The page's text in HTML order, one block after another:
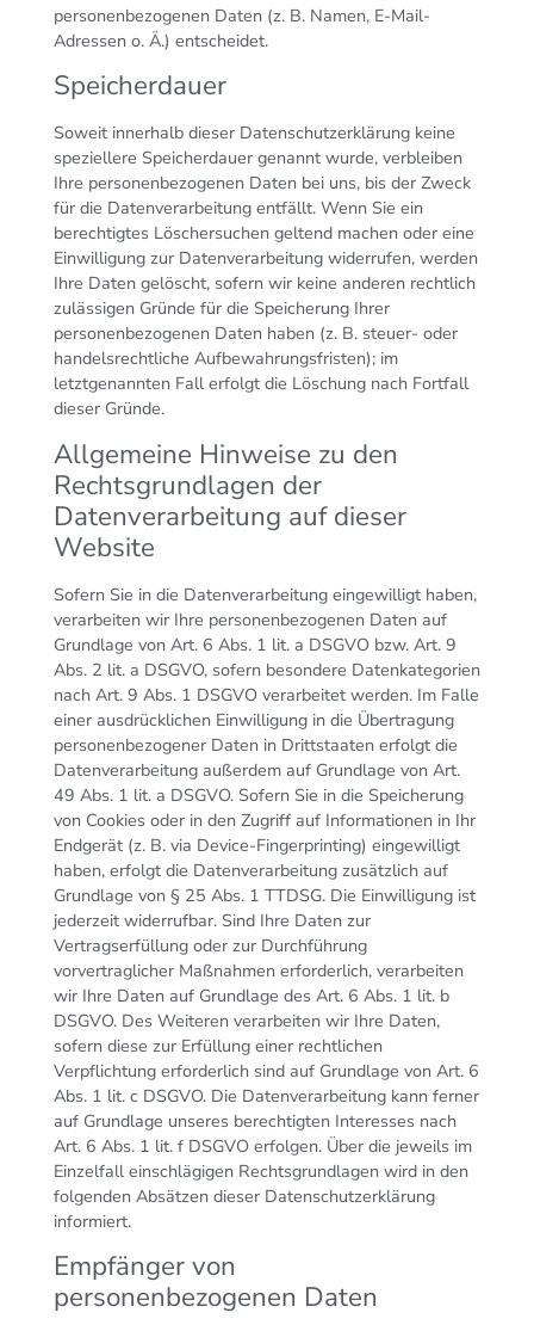
personenbezogenen Daten (z. B. Namen, E-Mail-
Adressen o. Ä.) entscheidet.
Speicherdauer
Soweit innerhalb dieser Datenschutzerklärung keine
speziellere Speicherdauer genannt wurde, verbleiben
Ihre personenbezogenen Daten bei uns, bis der Zweck
für die Datenverarbeitung entfällt. Wenn Sie ein
berechtigtes Löschersuchen geltend machen oder eine
Einwilligung zur Datenverarbeitung widerrufen, werden
Ihre Daten gelöscht, sofern wir keine anderen rechtlich
zulässigen Gründe für die Speicherung Ihrer
personenbezogenen Daten haben (z. B. steuer- oder
handelsrechtliche Aufbewahrungsfristen); im
letztgenannten Fall erfolgt die Löschung nach Fortfall
dieser Gründe.
Allgemeine Hinweise zu den
Rechtsgrundlagen der
Datenverarbeitung auf dieser
Website
Sofern Sie in die Datenverarbeitung eingewilligt haben,
verarbeiten wir Ihre personenbezogenen Daten auf
Grundlage von Art. 6 Abs. 1 lit. a DSGVO bzw. Art. 9
Abs. 2 lit. a DSGVO, sofern besondere Datenkategorien
nach Art. 9 Abs. 1 DSGVO verarbeitet werden. Im Falle
einer ausdrücklichen Einwilligung in die Übertragung
personenbezogener Daten in Drittstaaten erfolgt die
Datenverarbeitung außerdem auf Grundlage von Art.
49 Abs. 1 lit. a DSGVO. Sofern Sie in die Speicherung
von Cookies oder in den Zugriff auf Informationen in Ihr
Endgerät (z. B. via Device-Fingerprinting) eingewilligt
haben, erfolgt die Datenverarbeitung zusätzlich auf
Grundlage von § 25 Abs. 1 TTDSG. Die Einwilligung ist
jederzeit widerrufbar. Sind Ihre Daten zur
Vertragserfüllung oder zur Durchführung
vorvertraglicher Maßnahmen erforderlich, verarbeiten
wir Ihre Daten auf Grundlage des Art. 6 Abs. 1 lit. b
DSGVO. Des Weiteren verarbeiten wir Ihre Daten,
sofern diese zur Erfüllung einer rechtlichen
Verpflichtung erforderlich sind auf Grundlage von Art. 6
Abs. 1 lit. c DSGVO. Die Datenverarbeitung kann ferner
auf Grundlage unseres berechtigten Interesses nach
Art. 6 Abs. 1 lit. f DSGVO erfolgen. Über die jeweils im
Einzelfall einschlägigen Rechtsgrundlagen wird in den
folgenden Absätzen dieser Datenschutzerklärung
informiert.
Empfänger von
personenbezogenen Daten